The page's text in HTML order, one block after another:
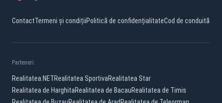
ContactTermeni și condițiiPolitică de confidențialitateCod de conduită
Parteneri:
Realitatea.NETRealitatea SportivaRealitatea Star
Realitatea de HarghitaRealitatea de BacauRealitatea de Timis